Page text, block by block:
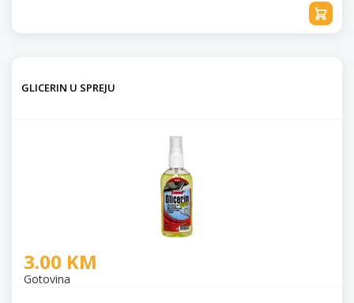
GLICERIN U SPREJU
3.00 KM
Gotovina